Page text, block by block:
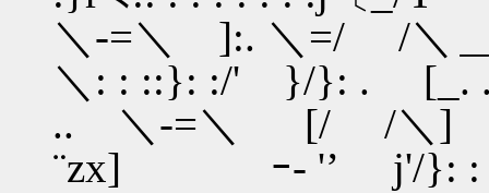
＼-=＼ ]:. ＼=/ /＼
＼: : ::}: :/' }/}: . [_.
.. ＼-=＼ [/ /＼] .
¨zx] ｰ- '’ j'/}: :